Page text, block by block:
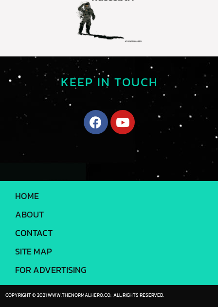
KEEP IN TOUCH
HOME
ABOUT
CONTACT
SITE MAP
FOR ADVERTISING
COPYRIGHT © 2021 WWW.THENORMALHERO.CO. ALL RIGHTS RESERVED.